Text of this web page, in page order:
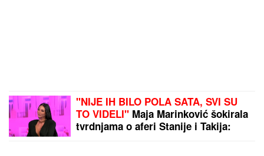
"NIJE IH BILO POLA SATA, SVI SU
TO VIDELI" Maja Marinković šokirala
tvrdnjama o aferi Stanije i Takija: